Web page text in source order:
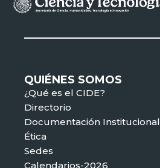
QUIÉNES SOMOS
¿Qué es el CIDE?
Directorio
Documentación Institucional
Ética
Sedes
Calendarios-2026